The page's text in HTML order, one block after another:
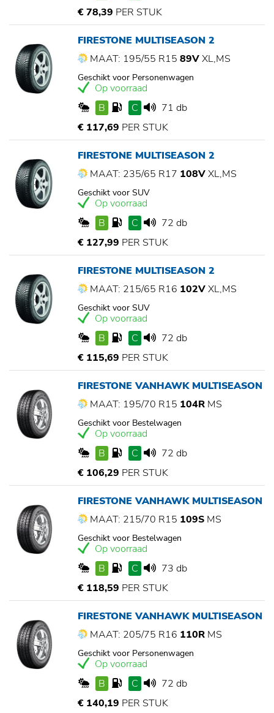
€ 78,39 PER STUK
FIRESTONE MULTISEASON 2
MAAT: 195/55 R15 89VXL,MS
Geschikt voor Personenwagen
Op voorraad
B
C
71 db
€ 117,69 PER STUK
FIRESTONE MULTISEASON 2
MAAT: 235/65 R17 108VXL,MS
Geschikt voor SUV
Op voorraad
B
C
72 db
€ 127,99 PER STUK
FIRESTONE MULTISEASON 2
MAAT: 215/65 R16 102VXL,MS
Geschikt voor SUV
Op voorraad
B
C
72 db
€ 115,69 PER STUK
FIRESTONE VANHAWK MULTISEASON
MAAT: 195/70 R15 104R MS
Geschikt voor Bestelwagen
Op voorraad
B
C
72 db
€ 106,29 PER STUK
FIRESTONE VANHAWK MULTISEASON
MAAT: 215/70 R15 109S MS
Geschikt voor Bestelwagen
Op voorraad
B
C
73 db
€ 118,59 PER STUK
FIRESTONE VANHAWK MULTISEASON
MAAT: 205/75 R16 110R MS
Geschikt voor Personenwagen
Op voorraad
B
C
72 db
€ 140,19 PER STUK